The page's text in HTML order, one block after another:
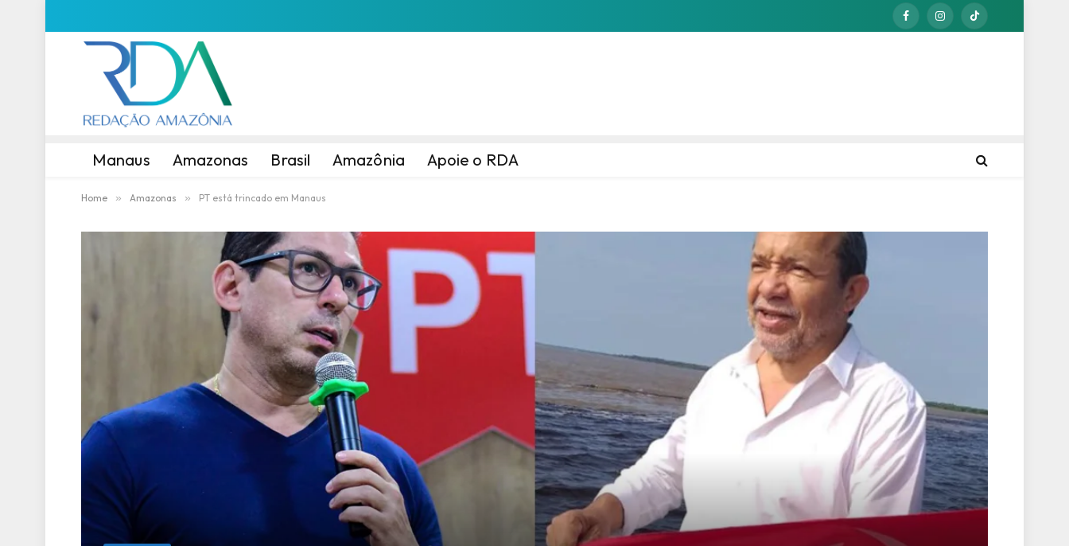
FacebookInstagramTikTok
Manaus Amazonas Brasil Amazônia Apoie o RDA
Home » Amazonas » PT está trincado em Manaus